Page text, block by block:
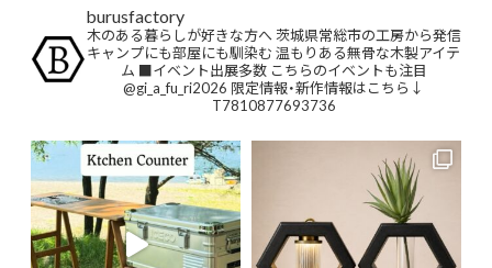
burusfactory
木のある暮らしが好きな方へ茨城県常総市の工房から発信
キャンプにも部屋にも馴染む 温もりある無骨な木製アイテ
ム ■イベント出展多数こちらのイベントも注目
@gi_a_fu_ri2026 限定情報・新作情報はこちら↓
T7810877693736